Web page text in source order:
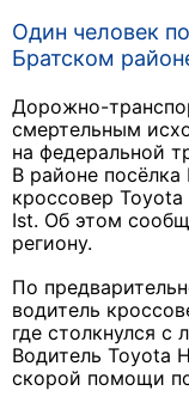
Один человек
Братском
Дорожно-
смертельным
на федеральной
В районе
кроссовер
Ist. Об этом
региону.
По
водитель
где столкнулся с
Водитель Toyota
скорой помощи